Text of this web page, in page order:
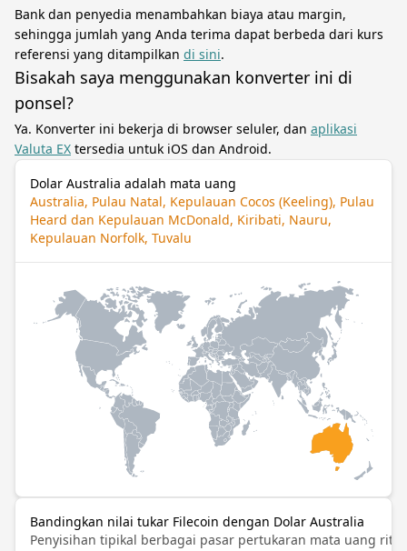
Bank dan penyedia menambahkan biaya atau margin,
sehingga jumlah yang Anda terima dapat berbeda dari kurs
referensi yang ditampilkan di sini.
Bisakah saya menggunakan konverter ini di
ponsel?
Ya. Konverter ini bekerja di browser seluler, dan aplikasi
Valuta EX tersedia untuk iOS dan Android.
Dolar Australia adalah mata uang
Australia, Pulau Natal, Kepulauan Cocos (Keeling), Pulau
Heard dan Kepulauan McDonald, Kiribati, Nauru,
Kepulauan Norfolk, Tuvalu
Bandingkan nilai tukar Filecoin dengan Dolar Australia
Penyisihan tipikal berbagai pasar pertukaran mata uang ritel